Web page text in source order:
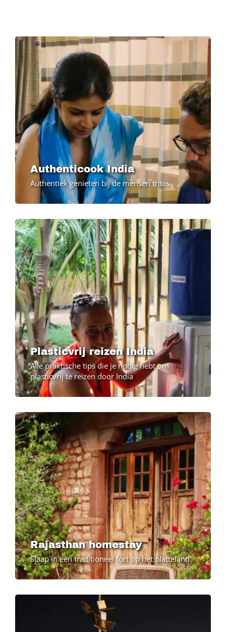
Image
Authenticook India
Authentiek genieten bij de mensen thuis
Image
Plasticvrij reizen India
Alle praktische tips die je nodig hebt om
plasticvrij te reizen door India
Image
Rajasthan homestay
Slaap in een traditioneel fort op het platteland
Image